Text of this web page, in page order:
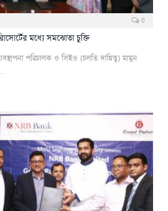
0
মধ্যে সমঝোতা চুক্তি
পরিচালক ও সিইও (চলতি দায়িত্ব) মামুন